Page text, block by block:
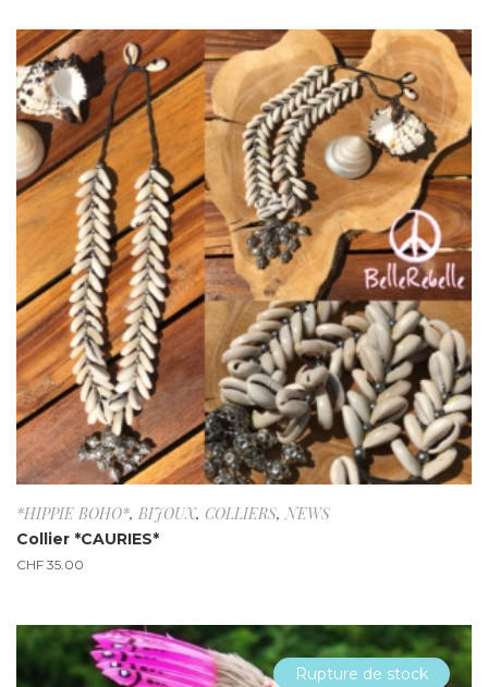
*HIPPIE BOHO*, BIJOUX, COLLIERS,NEWS
Collier *CAURIES*
CHF 35.00
Rupture de stock